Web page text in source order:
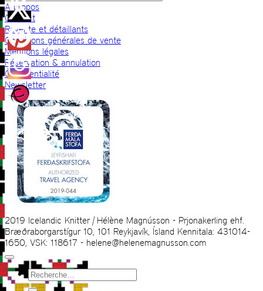
A propos
Contact
Revente et détaillants
Conditions générales de vente
Mentions légales
Réservation & annulation
Confidentialité
Newsletter
2019 Icelandic Knitter | Hélène Magnússon - Prjonakerling ehf.
Bræðraborgarstígur 10, 101 Reykjavík, Ísland Kennitala: 431014-
1650, VSK: 118617 - helene@helenemagnusson.com
Recherche
pour :